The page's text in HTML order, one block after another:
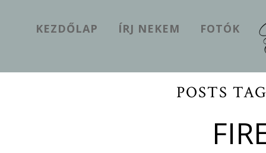
KEZDŐLAP ÍRJ NEKEM FOTÓK
POSTS